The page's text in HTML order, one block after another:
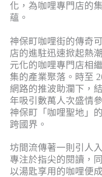
化，為咖哩專門店的
蘊。
神保町咖哩街的傳奇
店的進駐迅速掀起熱
元化的咖哩專門店相
集的產業聚落。時至
網路的推波助瀾下，
年吸引數萬人次盛情
神保町「咖哩聖地」
跨國界。
坊間流傳著一則引人
專注於指尖的閱讀，
以湯匙享用的咖哩便